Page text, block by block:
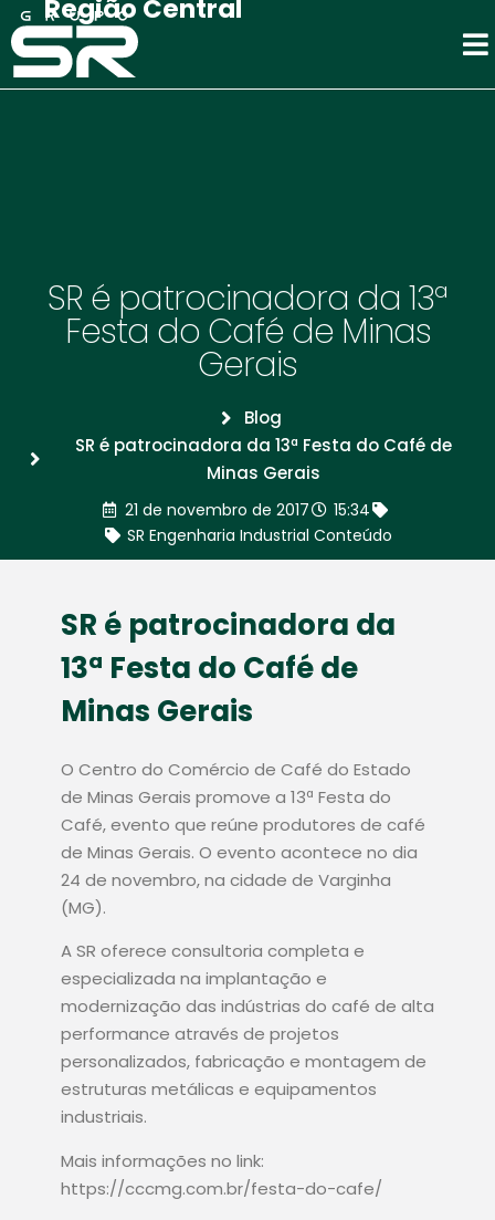
Região Central
SR é patrocinadora da 13ª
Festa do Café de Minas
Gerais
Blog
SR é patrocinadora da 13ª Festa do Café de
Minas Gerais
21 de novembro de 2017
15:34
SR Engenharia Industrial Conteúdo
SR é patrocinadora da
13ª Festa do Café de
Minas Gerais
O Centro do Comércio de Café do Estado
de Minas Gerais promove a 13ª Festa do
Café, evento que reúne produtores de café
de Minas Gerais. O evento acontece no dia
24 de novembro, na cidade de Varginha
(MG).
A SR oferece consultoria completa e
especializada na implantação e
modernização das indústrias do café de alta
performance através de projetos
personalizados, fabricação e montagem de
estruturas metálicas e equipamentos
industriais.
Mais informações no link:
https://cccmg.com.br/festa-do-cafe/